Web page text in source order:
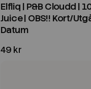
Elfliq | P&B Cloudd |
Juice | OBS!! Kort/
Datum
49 kr